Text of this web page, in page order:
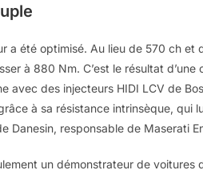
a été optimisé. Au lieu de 570 ch
à 880 Nm. C’est le résultat
avec des injecteurs HIDI LCV de
à sa résistance intrinsèque, qui
Danesin, responsable de Maserati
un démonstrateur de voitures